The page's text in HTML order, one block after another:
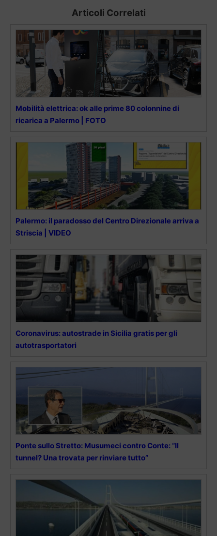
Articoli Correlati
Mobilità elettrica: ok alle prime 80 colonnine di
ricarica a Palermo | FOTO
Palermo: il paradosso del Centro Direzionale arriva a
Striscia | VIDEO
Coronavirus: autostrade in Sicilia gratis per gli
autotrasportatori
Ponte sullo Stretto: Musumeci contro Conte: “Il
tunnel? Una trovata per rinviare tutto”